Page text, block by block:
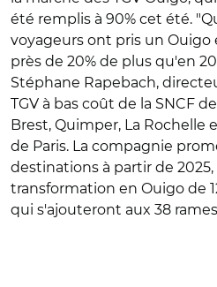
été remplis à 90% cet été.
voyageurs ont pris un Ouigo
près de 20% de plus qu'en
Stéphane Rapebach,
TGV à bas coût de la SNCF
Brest, Quimper, La Rochelle
de Paris. La compagnie
destinations à partir de 2025,
transformation en Ouigo de
qui s'ajouteront aux 38